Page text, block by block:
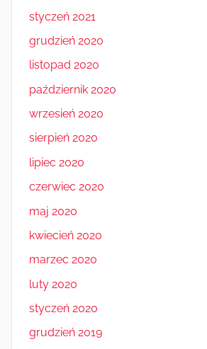
styczeń 2021
grudzień 2020
listopad 2020
październik 2020
wrzesień 2020
sierpień 2020
lipiec 2020
czerwiec 2020
maj 2020
kwiecień 2020
marzec 2020
luty 2020
styczeń 2020
grudzień 2019